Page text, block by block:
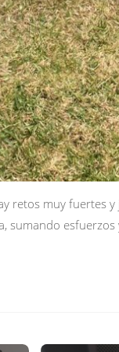
retos muy fuertes
sumando